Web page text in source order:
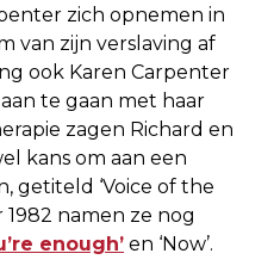
zich opnemen in
van zijn verslaving af
ook Karen Carpenter
te gaan met haar
zagen Richard en
kans om aan een
getiteld ‘Voice of the
1982 namen ze nog
enough’ en ‘Now’.